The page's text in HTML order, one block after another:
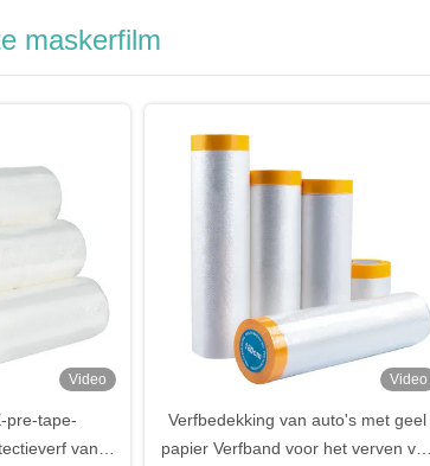
maskerfilm
Video
pre-tape-
van
Video
Verfbedekking van auto's met geel
papier Verfband voor het verven van